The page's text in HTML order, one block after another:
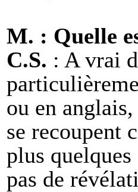
M. : Quelle
C.S. : A vrai
ou en
se recoupent
plus
pas de